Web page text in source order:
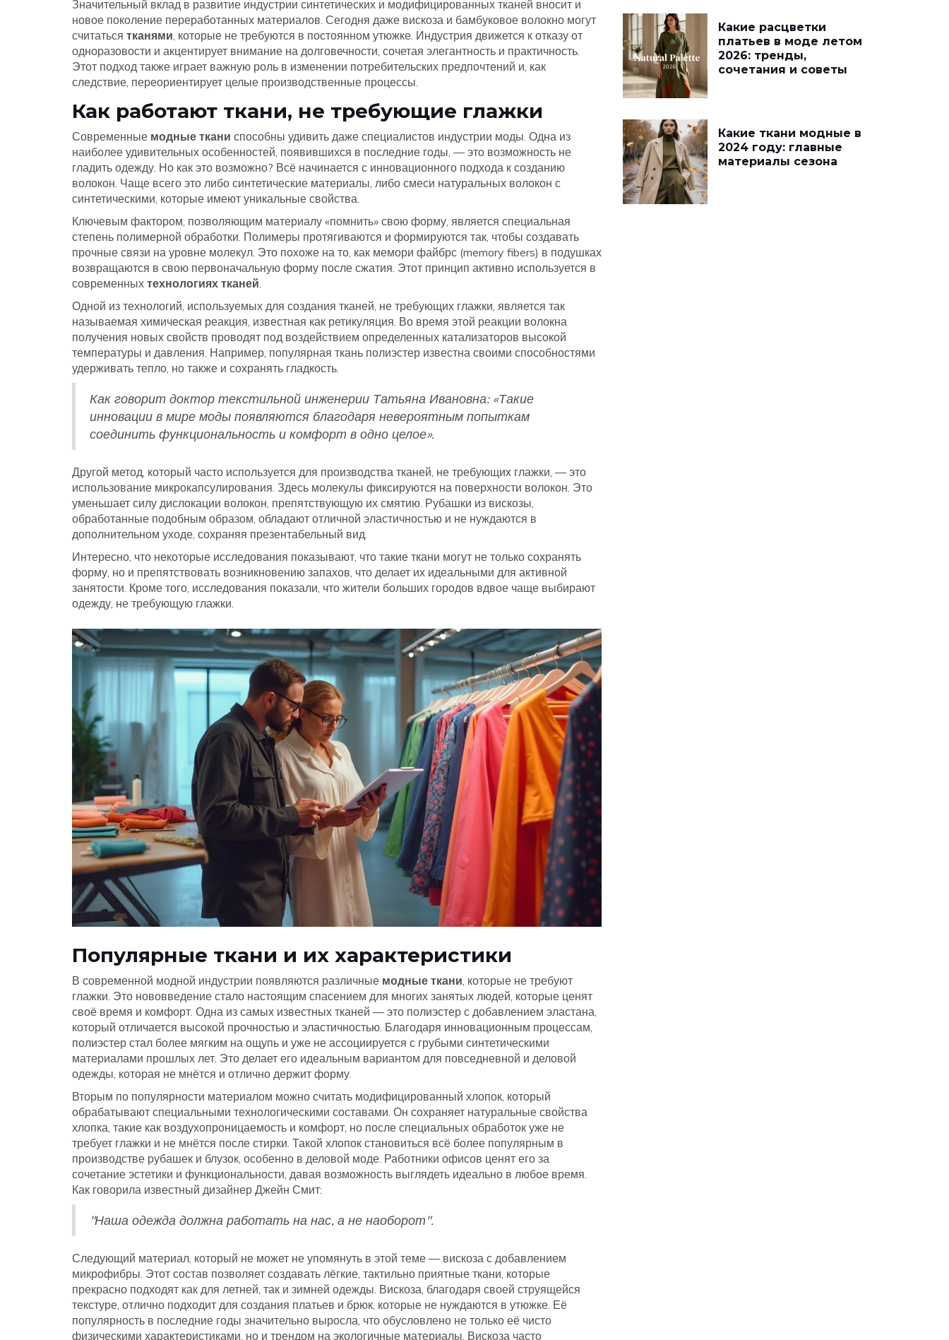
Значительный вклад в развитие индустрии синтетических и модифицированных тканей вносит и
новое поколение переработанных материалов. Сегодня даже вискоза и бамбуковое волокно могут
считаться тканями, которые не требуются в постоянном утюжке. Индустрия движется к отказу от
одноразовости и акцентирует внимание на долговечности, сочетая элегантность и практичность.
Этот подход также играет важную роль в изменении потребительских предпочтений и, как
следствие, переориентирует целые производственные процессы.
Как работают ткани, не требующие глажки
Современные модные ткани способны удивить даже специалистов индустрии моды. Одна из
наиболее удивительных особенностей, появившихся в последние годы, — это возможность не
гладить одежду. Но как это возможно? Всё начинается с инновационного подхода к созданию
волокон. Чаще всего это либо синтетические материалы, либо смеси натуральных волокон с
синтетическими, которые имеют уникальные свойства.
Ключевым фактором, позволяющим материалу «помнить» свою форму, является специальная
степень полимерной обработки. Полимеры протягиваются и формируются так, чтобы создавать
прочные связи на уровне молекул. Это похоже на то, как мемори файбрс (memory fibers) в подушках
возвращаются в свою первоначальную форму после сжатия. Этот принцип активно используется в
современных технологиях тканей.
Одной из технологий, используемых для создания тканей, не требующих глажки, является так
называемая химическая реакция, известная как ретикуляция. Во время этой реакции волокна
получения новых свойств проводят под воздействием определенных катализаторов высокой
температуры и давления. Например, популярная ткань полиэстер известна своими способностями
удерживать тепло, но также и сохранять гладкость.
Как говорит доктор текстильной инженерии Татьяна Ивановна: «Такие
инновации в мире моды появляются благодаря невероятным попыткам
соединить функциональность и комфорт в одно целое».
Другой метод, который часто используется для производства тканей, не требующих глажки, — это
использование микрокапсулирования. Здесь молекулы фиксируются на поверхности волокон. Это
уменьшает силу дислокации волокон, препятствующую их смятию. Рубашки из вискозы,
обработанные подобным образом, обладают отличной эластичностью и не нуждаются в
дополнительном уходе, сохраняя презентабельный вид.
Интересно, что некоторые исследования показывают, что такие ткани могут не только сохранять
форму, но и препятствовать возникновению запахов, что делает их идеальными для активной
занятости. Кроме того, исследования показали, что жители больших городов вдвое чаще выбирают
одежду, не требующую глажки.
Популярные ткани и их характеристики
В современной модной индустрии появляются различные модные ткани , которые не требуют
глажки. Это нововведение стало настоящим спасением для многих занятых людей, которые ценят
своё время и комфорт. Одна из самых известных тканей — это полиэстер с добавлением эластана,
который отличается высокой прочностью и эластичностью. Благодаря инновационным процессам,
полиэстер стал более мягким на ощупь и уже не ассоциируется с грубыми синтетическими
материалами прошлых лет. Это делает его идеальным вариантом для повседневной и деловой
одежды, которая не мнётся и отлично держит форму.
Вторым по популярности материалом можно считать модифицированный хлопок, который
обрабатывают специальными технологическими составами. Он сохраняет натуральные свойства
хлопка, такие как воздухопроницаемость и комфорт, но после специальных обработок уже не
требует глажки и не мнётся после стирки. Такой хлопок становиться всё более популярным в
производстве рубашек и блузок, особенно в деловой моде. Работники офисов ценят его за
сочетание эстетики и функциональности, давая возможность выглядеть идеально в любое время.
Как говорила известный дизайнер Джейн Смит:
"Наша одежда должна работать на нас, а не наоборот".
Следующий материал, который не может не упомянуть в этой теме — вискоза с добавлением
микрофибры. Этот состав позволяет создавать лёгкие, тактильно приятные ткани, которые
прекрасно подходят как для летней, так и зимней одежды. Вискоза, благодаря своей струящейся
текстуре, отлично подходит для создания платьев и брюк, которые не нуждаются в утюжке. Её
популярность в последние годы значительно выросла, что обусловлено не только её чисто
физическими характеристиками, но и трендом на экологичные материалы. Вискоза часто
Какие расцветки
платьев в моде летом
2026: тренды,
сочетания и советы
Какие ткани модные в
2024 году: главные
материалы сезона